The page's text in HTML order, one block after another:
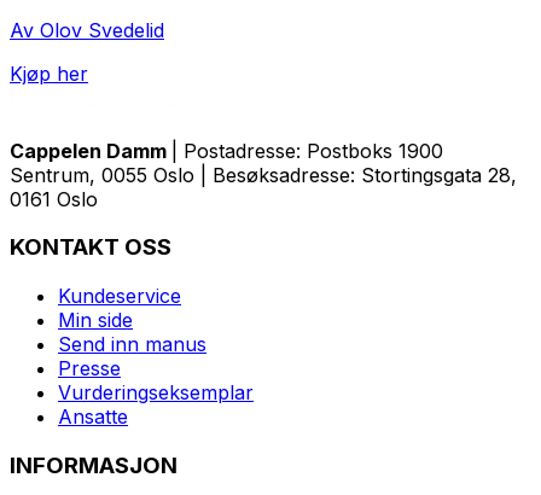
Av Olov Svedelid
Kjøp her
Cappelen Damm
| Postadresse: Postboks 1900
Sentrum, 0055 Oslo | Besøksadresse: Stortingsgata 28,
0161 Oslo
KONTAKT OSS
Kundeservice
Min side
Send inn manus
Presse
Vurderingseksemplar
Ansatte
INFORMASJON